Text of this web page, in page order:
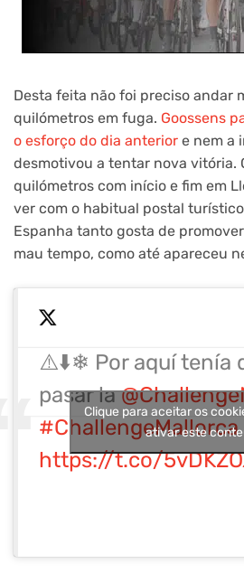
Desta feita não foi preciso andar
quilómetros em fuga. Goossens
o esforço do dia anterior e nem a
desmotivou a tentar nova vitória.
quilómetros com início e fim em
ver com o habitual postal
Espanha tanto gosta de
mau tempo, como até apareceu
⚠️⬇️❄ Por aquí tenía
pasar la
#ChallengeMallorca
https://t.co/
Clique para aceitar os
ativar este